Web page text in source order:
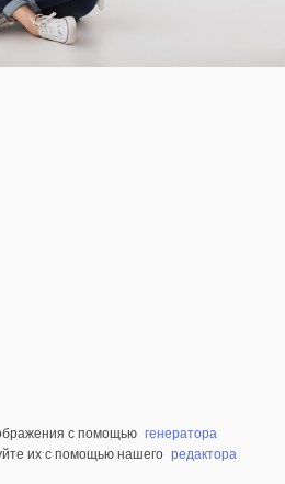
с помощью генератора
их с помощью нашего редактора